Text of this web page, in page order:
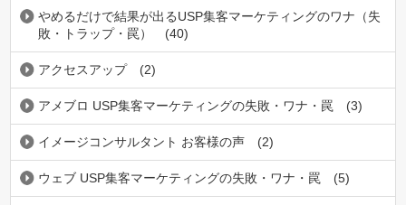
やめるだけで結果が出るUSP集客マーケティングのワナ（失
敗・トラップ・罠）
(40)
アクセスアップ (2)
アメブロ USP集客マーケティングの失敗・ワナ・罠 (3)
イメージコンサルタント お客様の声 (2)
ウェブ USP集客マーケティングの失敗・ワナ・罠 (5)